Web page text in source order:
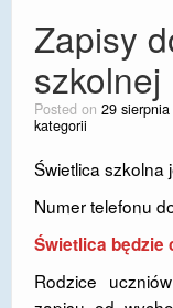
PROJEKT
KSZTAŁCENIA
ŻORY”
REKRUTACJA
mLegitymacja
Zapisy
szkolnej
Posted on 29
kategorii
Świetlica szkolna
Numer telefonu
Świetlica będzie
Rodzice uczniów